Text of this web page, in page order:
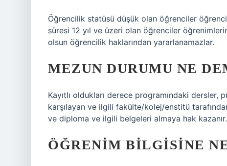
Öğrencilik statüsü düşük olan öğrenciler
süresi 12 yıl ve üzeri olan öğrenciler
olsun öğrencilik haklarından yararlanamazlar.
MEZUN DURUMU NE
Kayıtlı oldukları derece programındaki
karşılayan ve ilgili fakülte/kolej/enstitü
ve diploma ve ilgili belgeleri almaya hak kazanır.
ÖĞRENIM BILGISINE